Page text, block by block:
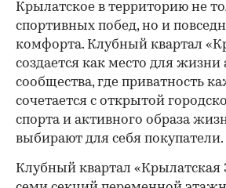
Крылатское в территорию не
спортивных побед, но и
комфорта. Клубный квартал
создается как место для жизни
сообщества, где приватность
сочетается с открытой
спорта и активного образа
выбирают для себя покупатели.
Клубный квартал «Крылатская